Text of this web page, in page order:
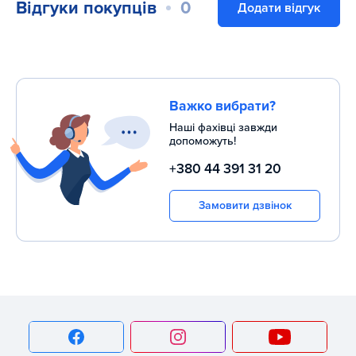
Відгуки покупців 0 Додати відгук
Важко вибрати?
Наші фахівці завжди
допоможуть!
+380 44 391 31 20
Замовити дзвінок